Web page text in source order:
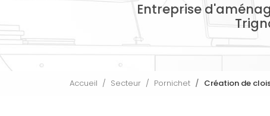
Entreprise
Accueil Secteur Pornichet Création de